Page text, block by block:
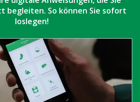
begleiten. So können Sie sofort
loslegen!